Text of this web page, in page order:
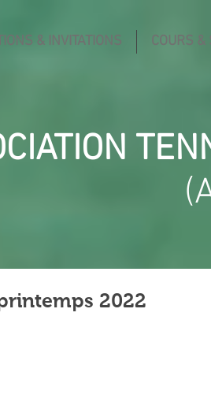
& INVITATIONS COURS &
2022